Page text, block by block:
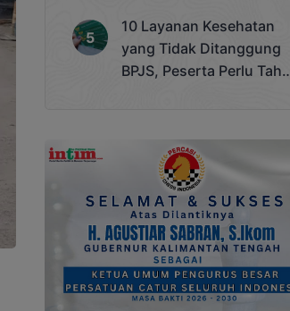
10 Layanan Kesehatan
yang Tidak Ditanggung
BPJS, Peserta Perlu Tahu